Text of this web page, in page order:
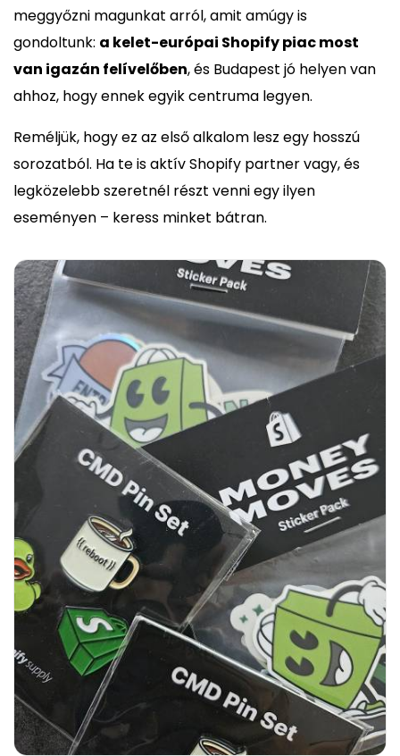
meggyőzni magunkat arról, amit amúgy is
gondoltunk: a kelet-európai Shopify piac most
van igazán felívelőben, és Budapest jó helyen van
ahhoz, hogy ennek egyik centruma legyen.
Reméljük, hogy ez az első alkalom lesz egy hosszú
sorozatból. Ha te is aktív Shopify partner vagy, és
legközelebb szeretnél részt venni egy ilyen
eseményen – keress minket bátran.